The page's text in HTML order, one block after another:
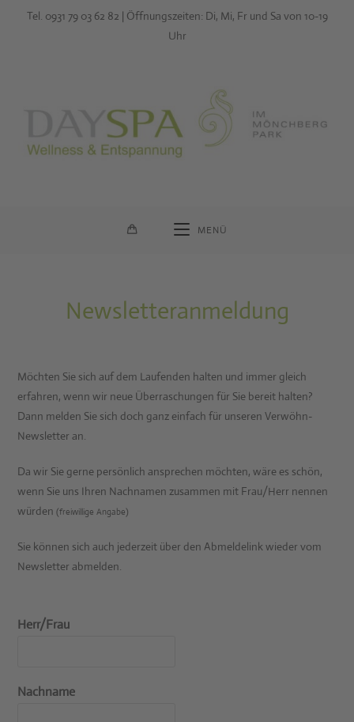
Tel. 0931 79 03 62 82 | Öffnungszeiten: Di, Mi, Fr und Sa von 10-19
Uhr
MENÜ
Newsletteranmeldung
Möchten Sie sich auf dem Laufenden halten und immer gleich
erfahren, wenn wir neue Überraschungen für Sie bereit halten?
Dann melden Sie sich doch ganz einfach für unseren Verwöhn-
Newsletter an.
Da wir Sie gerne persönlich ansprechen möchten, wäre es schön,
wenn Sie uns Ihren Nachnamen zusammen mit Frau/Herr nennen
würden(freiwillige Angabe)
Sie können sich auch jederzeit über den Abmeldelink wieder vom
Newsletter abmelden.
Herr/Frau
Nachname